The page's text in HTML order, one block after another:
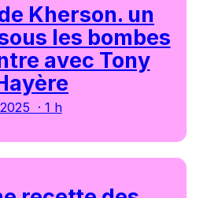
Kherson. un
les bombes
avec Tony
2025 · 1 h